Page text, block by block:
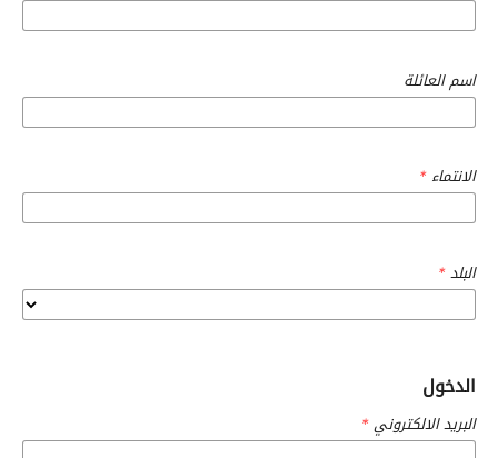
اسم العائلة
الانتماء *
البلد*
الدخول
البريد الالكتروني*